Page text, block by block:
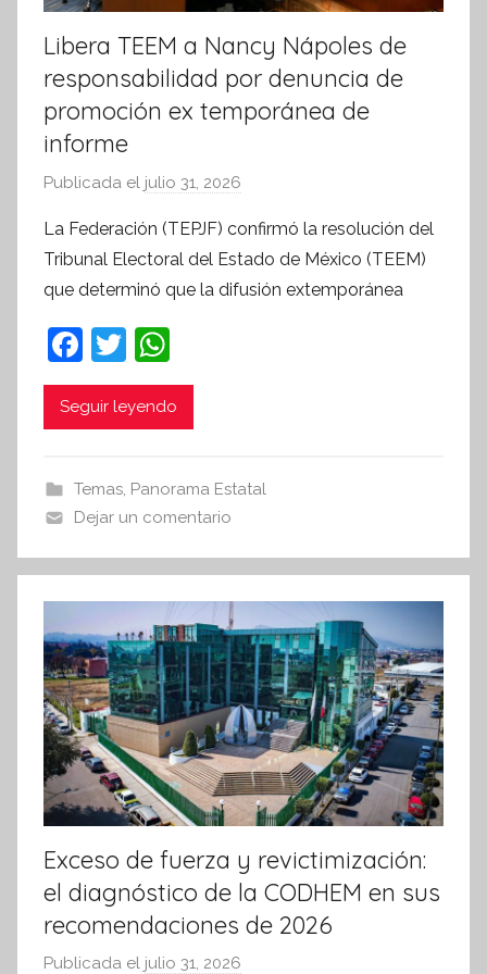
Libera TEEM a Nancy Nápoles de
responsabilidad por denuncia de
promoción ex temporánea de
informe
Publicada el julio 31, 2026
r
S
í
I
o
r
m
a
t
i
v
a
La Federación (TEPJF) confirmó la resolución del
Tribunal Electoral del Estado de México (TEEM)
que determinó que la difusión extemporánea
F
a
c
b
o
o
k
T
w
itt
h
at
A
p
p
Seguir leyendo
Temas, Panorama Estatal
Dejar un comentario
Exceso de fuerza y revictimización:
el diagnóstico de la CODHEM en sus
recomendaciones de 2026
Publicada el julio 31, 2026